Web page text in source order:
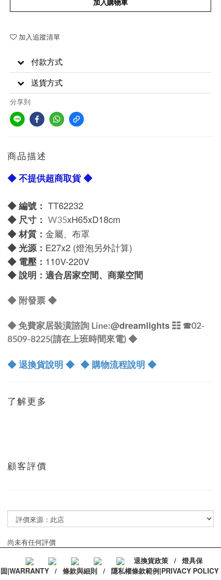
加入購物車
加入追蹤清單
付款方式
送貨方式
分享到
商品描述
◆ 不提供超商取貨 ◆
◆ 編號： TT62232
◆ 尺寸： W35xH65xD18cm
◆材質： 金屬、布罩
◆光源： E27x2 (燈泡另外計算)
◆ 電壓： 110V-220V
◆說明：適合居家空間、商業空間
◆ 附發票◆
◆ 免費家居裝潢諮詢 Line:@dreamlights ☷ ☎02-
8509-8225(請在上班時間來電) ◆
◆ 退換貨說明 ◆ ◆ 購物流程說明 ◆
了解更多
顧客評價
尚未有任何評價
退換貨政策 / 燈具保
固|WARRANTY / 條款與細則 / 隱私權條款範例|PRIVACY POLICY